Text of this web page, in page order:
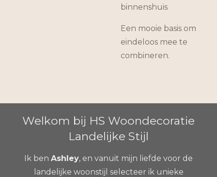
binnenshuis
Een mooie basis om
eindeloos mee te
combineren.
Welkom bij HS Woondecoratie
Landelijke Stijl
Ik ben Ashley, en vanuit mijn liefde voor de
landelijke woonstijl selecteer ik unieke